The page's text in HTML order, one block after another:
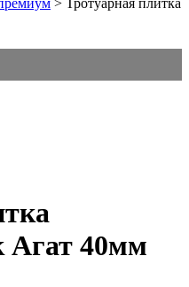
> Тротуарная плитка
Агат 40мм